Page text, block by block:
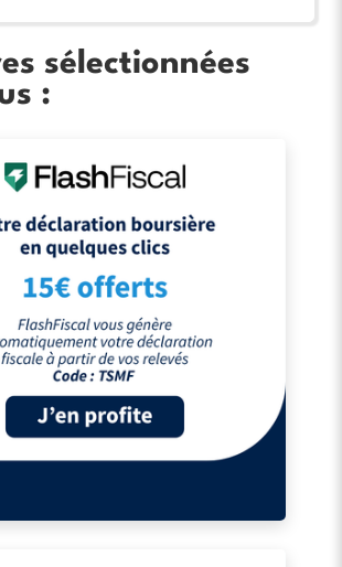
sélectionnées
: